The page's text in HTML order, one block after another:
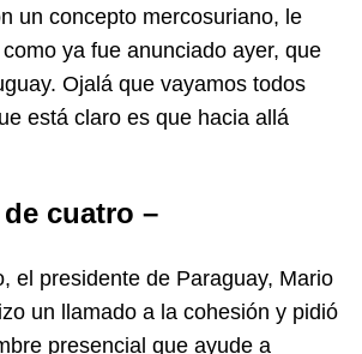
un concepto mercosuriano, le
ya fue anunciado ayer, que
Ojalá que vayamos todos
está claro es que hacia allá
cuatro –
el presidente de Paraguay, Mario
un llamado a la cohesión y pidió
presencial que ayude a